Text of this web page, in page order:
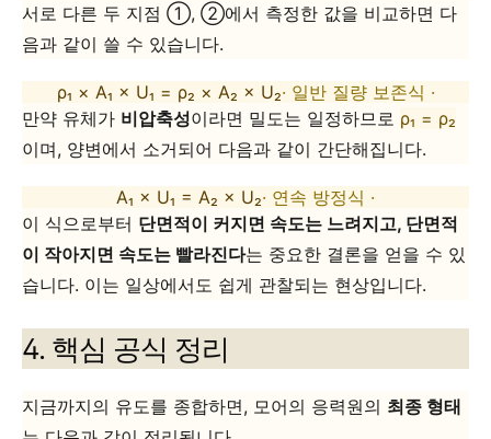
서로 다른 두 지점 ①, ②에서 측정한 값을 비교하면 다
음과 같이 쓸 수 있습니다.
ρ₁ × A₁ × U₁ = ρ₂ × A₂ × U₂· 일반 질량 보존식 ·
만약 유체가 비압축성이라면 밀도는 일정하므로 ρ₁ = ρ₂
이며, 양변에서 소거되어 다음과 같이 간단해집니다.
A₁ × U₁ = A₂ × U₂· 연속 방정식 ·
이 식으로부터 단면적이 커지면 속도는 느려지고, 단면적
이 작아지면 속도는 빨라진다는 중요한 결론을 얻을 수 있
습니다. 이는 일상에서도 쉽게 관찰되는 현상입니다.
4. 핵심 공식 정리
지금까지의 유도를 종합하면, 모어의 응력원의 최종 형태